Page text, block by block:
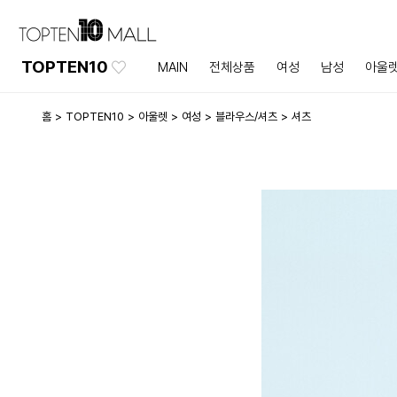
TOPTEN10 MAIN 전체상품 여성 남성 아울
홈 TOPTEN10 아울렛 여성 블라우스/셔츠 셔츠